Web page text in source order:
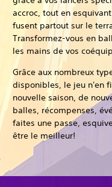
accroc, tout en
fusent partout sur le
Transformez-vous en
les mains de vos
Grâce aux nombreux
disponibles, le jeu n'en
nouvelle saison, de
balles, récompenses,
faites une passe,
être le meilleur!